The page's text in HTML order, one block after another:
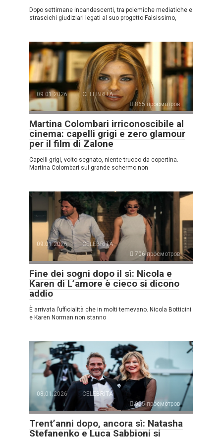
Dopo settimane incandescenti, tra polemiche mediatiche e
strascichi giudiziari legati al suo progetto Falsissimo,
09.01.2026
CELEBRITÀ
865 просмотров
Martina Colombari irriconoscibile al
cinema: capelli grigi e zero glamour
per il film di Zalone
Capelli grigi, volto segnato, niente trucco da copertina.
Martina Colombari sul grande schermo non
09.01.2026
CELEBRITÀ
706 просмотров
Fine dei sogni dopo il sì: Nicola e
Karen di L’amore è cieco si dicono
addio
È arrivata l’ufficialità che in molti temevano. Nicola Botticini
e Karen Norman non stanno
08.01.2026
CELEBRITÀ
955 просмотров
Trent’anni dopo, ancora sì: Natasha
Stefanenko e Luca Sabbioni si